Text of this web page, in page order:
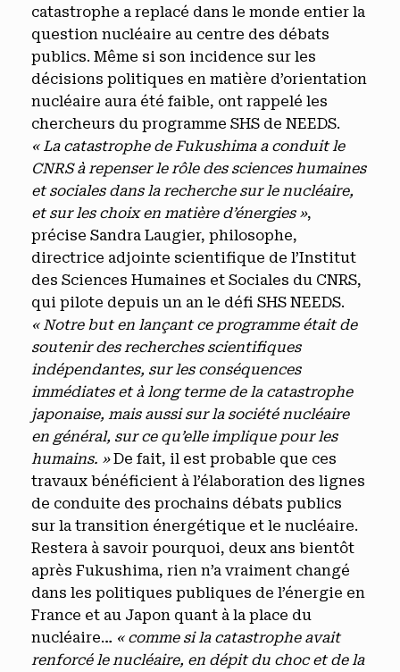
catastrophe a replacé dans le monde entier la
question nucléaire au centre des débats
publics. Même si son incidence sur les
décisions politiques en matière d’orientation
nucléaire aura été faible, ont rappelé les
chercheurs du programme SHS de NEEDS.
« La catastrophe de Fukushima a conduit le
CNRS à repenser le rôle des sciences humaines
et sociales dans la recherche sur le nucléaire,
et sur les choix en matière d’énergies »,
précise Sandra Laugier, philosophe,
directrice adjointe scientifique de l’Institut
des Sciences Humaines et Sociales du CNRS,
qui pilote depuis un an le défi SHS NEEDS.
« Notre but en lançant ce programme était de
soutenir des recherches scientifiques
indépendantes, sur les conséquences
immédiates et à long terme de la catastrophe
japonaise, mais aussi sur la société nucléaire
en général, sur ce qu’elle implique pour les
humains. »De fait, il est probable que ces
travaux bénéficient à l’élaboration des lignes
de conduite des prochains débats publics
sur la transition énergétique et le nucléaire.
Restera à savoir pourquoi, deux ans bientôt
après Fukushima, rien n’a vraiment changé
dans les politiques publiques de l’énergie en
France et au Japon quant à la place du
nucléaire… « comme si la catastrophe avait
renforcé le nucléaire, en dépit du choc et de la